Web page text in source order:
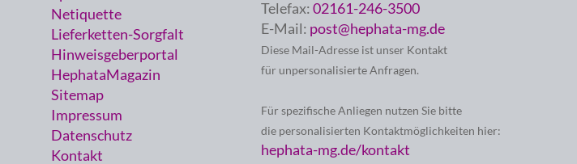
Netiquette
Lieferketten-Sorgfalt
Hinweisgeberportal
HephataMagazin
Sitemap
Impressum
Datenschutz
Kontakt
Telefax:02161-246-3500
E-Mail: post@hephata-mg.de
Diese Mail-Adresse ist unser Kontakt
für unpersonalisierte Anfragen.
Für spezifische Anliegen nutzen Sie bitte
die personalisierten Kontaktmöglichkeiten hier:
hephata-mg.de/kontakt